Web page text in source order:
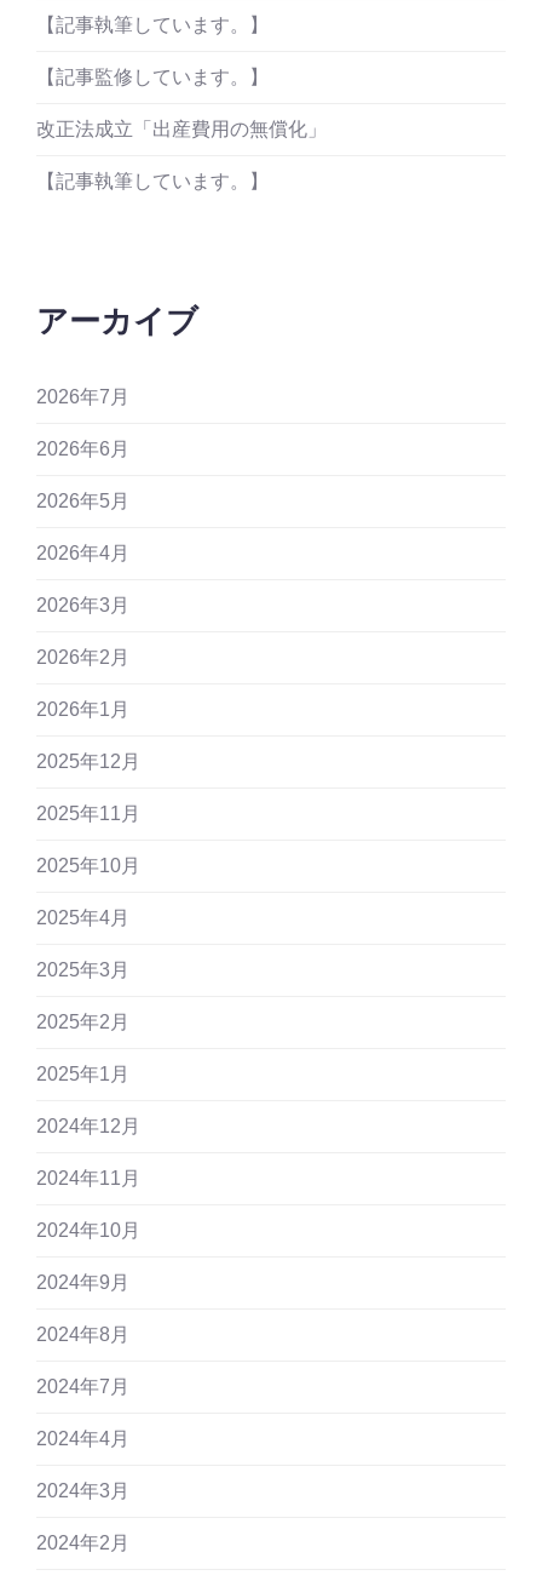
【記事執筆しています。】
【記事監修しています。】
改正法成立「出産費用の無償化」
【記事執筆しています。】
アーカイブ
2026年7月
2026年6月
2026年5月
2026年4月
2026年3月
2026年2月
2026年1月
2025年12月
2025年11月
2025年10月
2025年4月
2025年3月
2025年2月
2025年1月
2024年12月
2024年11月
2024年10月
2024年9月
2024年8月
2024年7月
2024年4月
2024年3月
2024年2月